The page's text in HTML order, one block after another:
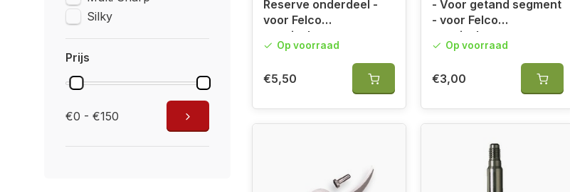
Silky
Prijs
€0 - €150
Reserve onderdeel -
voor Felco
snoeischaren
Op voorraad
€5,50
- Voor getand segment
- voor Felco
snoeischaren
Op voorraad
€3,00